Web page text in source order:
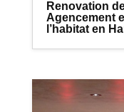
Renovation
Agencement
l’habitat en